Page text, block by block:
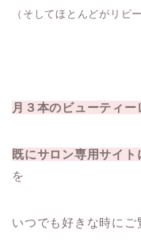
（そしてほとんどがリピ
月３本のビューティ
既にサロン専用サイ
を
いつでも好きな時に